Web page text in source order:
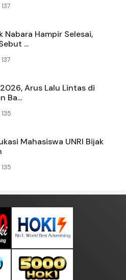
137
Nabara Hampir Selesai,
...
137
Arus Lalu Lintas di
Ba...
135
Mahasiswa UNRI Bijak
135